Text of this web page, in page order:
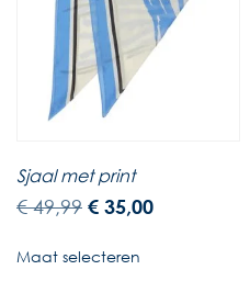
Sjaal met print
€49,99 € 35,00
Maat selecteren